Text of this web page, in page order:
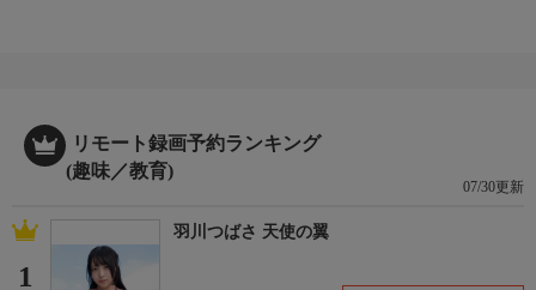
リモート録画予約ランキング
(趣味／教育)
07/30更新
1
羽川つばさ 天使の翼